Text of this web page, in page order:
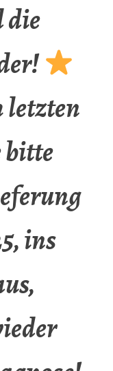
die
letzten
bitte
ins